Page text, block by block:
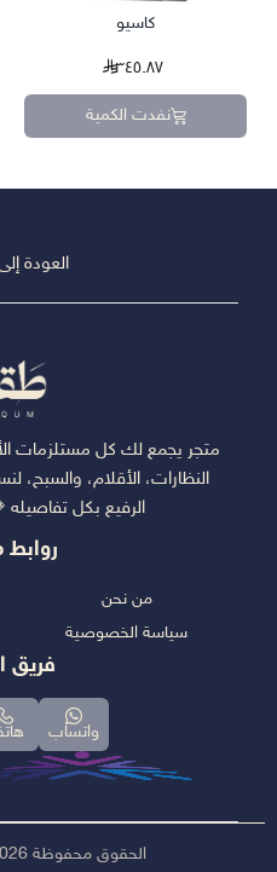
كاسيو
٣٤٥.٨٧
نفدت الكمية
العودة
متجر يجمع لك كل مستلزمات
النظارات، الأقلام، والسبح،
الرفيع بكل
من نحن
سياسة الخصوصية
فريق
واتساب
الحقوق محفوظة 2026 | طَقمْ - TAQUM